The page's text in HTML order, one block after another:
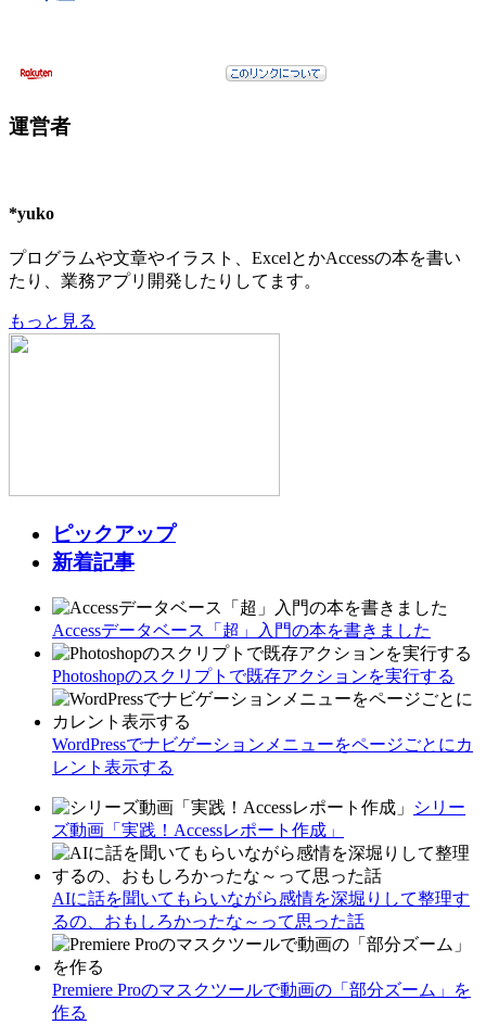
運営者
*yuko
プログラムや文章やイラスト、ExcelとかAccessの本を書い
たり、業務アプリ開発したりしてます。
もっと見る
ピックアップ
新着記事
Accessデータベース「超」入門の本を書きました
Photoshopのスクリプトで既存アクションを実行する
WordPressでナビゲーションメニューをページごとにカ
レント表示する
シリー
ズ動画「実践！Accessレポート作成」
AIに話を聞いてもらいながら感情を深堀りして整理す
るの、おもしろかったな～って思った話
Premiere Proのマスクツールで動画の「部分ズーム」を
作る